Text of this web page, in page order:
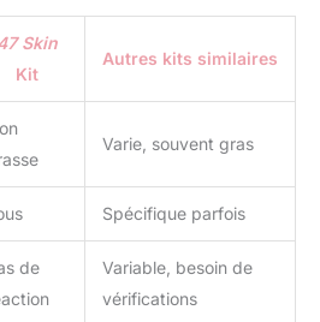
sérum argenté améliore
la vitalité de la peau en
réduisant la ternité et en
apaisant la peau
déshydratée avec le
chitoderme. »
Skin
Kit
Autres kits similaires
Varie, souvent gras
Spécifique parfois
de
Variable, besoin de
vérifications